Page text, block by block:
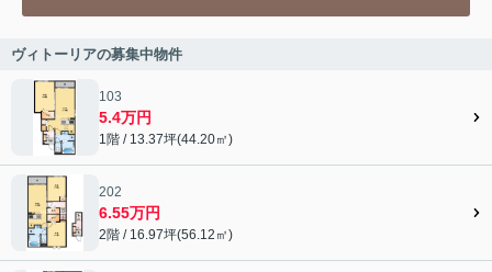
ヴィトーリアの募集中物件
103
5.4万円
1階 / 13.37坪(44.20㎡)
202
6.55万円
2階 / 16.97坪(56.12㎡)